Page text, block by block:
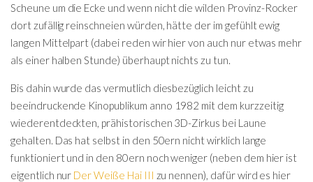
Scheune um die Ecke und wenn nicht die wilden Provinz-Rocker
dort zufällig reinschneien würden, hätte der im gefühlt ewig
langen Mittelpart (dabei reden wir hier von auch nur etwas mehr
als einer halben Stunde) überhaupt nichts zu tun.
Bis dahin wurde das vermutlich diesbezüglich leicht zu
beeindruckende Kinopublikum anno 1982 mit dem kurzzeitig
wiederentdeckten, prähistorischen 3D-Zirkus bei Laune
gehalten. Das hat selbst in den 50ern nicht wirklich lange
funktioniert und in den 80ern noch weniger (neben dem hier ist
eigentlich nur Der Weiße Hai III zu nennen), dafür wird es hier